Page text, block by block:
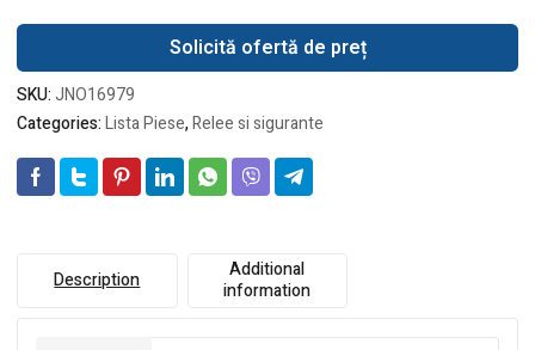
Solicită ofertă de preț
SKU:JNO16979
Categories:Lista Piese,Relee si sigurante
Description
Additional
information